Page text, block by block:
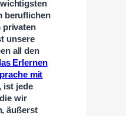
beruflichen
privaten
unsere
all den
Erlernen
mit
ist jede
wir
äußerst